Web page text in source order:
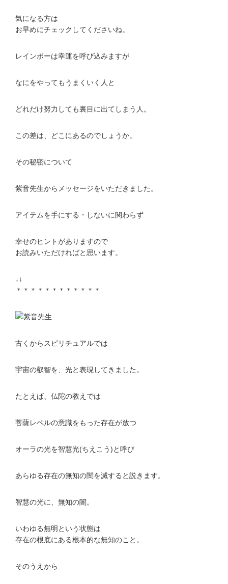
気になる方は
お早めにチェックしてくださいね。
レインボーは幸運を呼び込みますが
なにをやってもうまくいく人と
どれだけ努力しても裏目に出てしまう人。
この差は、どこにあるのでしょうか。
その秘密について
紫音先生からメッセージをいただきました。
アイテムを手にする・しないに関わらず
幸せのヒントがありますので
お読みいただければと思います。
↓↓
＊＊＊＊＊＊＊＊＊＊＊＊
古くからスピリチュアルでは
宇宙の叡智を、光と表現してきました。
たとえば、仏陀の教えでは
菩薩レベルの意識をもった存在が放つ
オーラの光を智慧光(ちえこう)と呼び
あらゆる存在の無知の闇を滅すると説きます。
智慧の光に、無知の闇。
いわゆる無明という状態は
存在の根底にある根本的な無知のこと。
そのうえから